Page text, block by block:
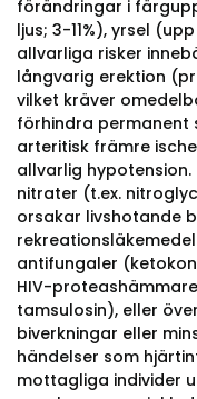
förändringar i
ljus; 3-11%), yrsel
allvarliga risker
långvarig erektion
vilket kräver
förhindra
arteritisk främre
allvarlig
nitrater (t.ex.
orsakar livshotande
antifungaler
HIV-
tamsulosin), eller
biverkningar eller
händelser som
mottagliga individer